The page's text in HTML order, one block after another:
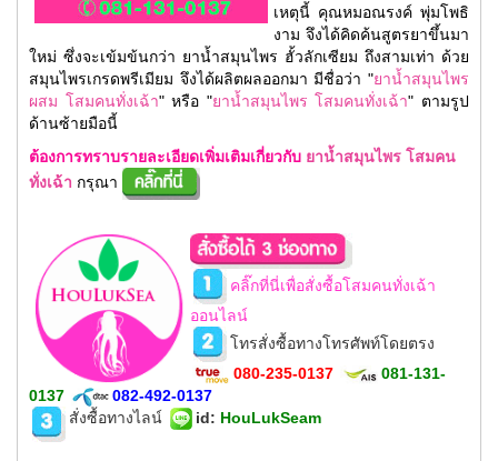
เหตุนี้ คุณหมอณรงค์ พุ่มโพธิ
งาม จึงได้คิดค้นสูตรยาขึ้นมา
ใหม่ ซึ่งจะเข้มข้นกว่า ยาน้ำสมุนไพร ฮั้วลักเซียม ถึงสามเท่า ด้วย
สมุนไพรเกรดพรีเมียม จึงได้ผลิตผลออกมา มีชื่อว่า "ยาน้ำสมุนไพร
ผสม โสมคนทั่งเฉ้า" หรือ "ยาน้ำสมุนไพร โสมคนทั่งเฉ้า" ตามรูป
ด้านซ้ายมือนี้
ต้องการทราบรายละเอียดเพิ่มเติมเกี่ยวกับ ยาน้ำสมุนไพร โสมคน
ทั่งเฉ้า กรุณา
คลิ๊กที่นี่เพื่อสั่งซื้อโสมคนทั่งเฉ้า
ออนไลน์
โทรสั่งซื้อทางโทรศัพท์โดยตรง
080-235-0137
081-131-
0137
082-492-0137
สั่งซื้อทางไลน์
id: HouLukSeam